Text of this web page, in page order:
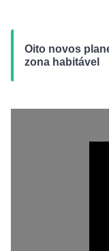
Oito novos
zona habitável